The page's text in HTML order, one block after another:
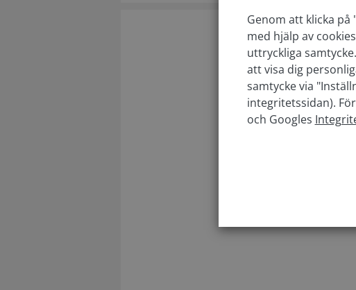
Genom att klicka
med hjälp av
uttryckliga
att visa dig
samtycke via
integritetssidan).
och Googles